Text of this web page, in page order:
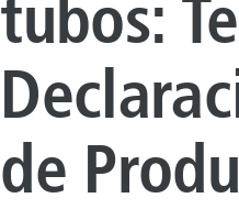
SOLUCIONES DE
PROCESAMIENTO
HIDROCARBUROS
ENERGÍA DE BAJO
tubos:
de